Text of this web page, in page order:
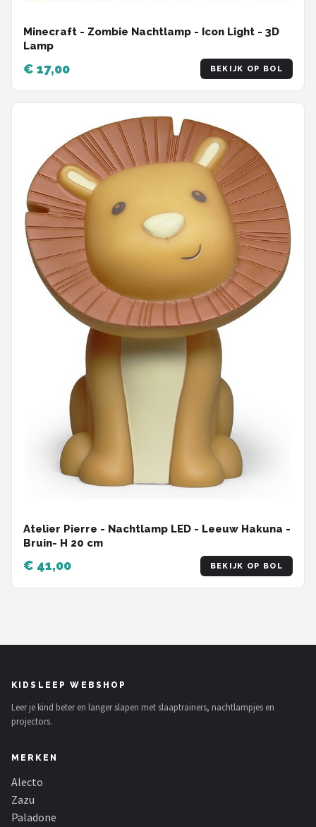
Minecraft - Zombie Nachtlamp - Icon Light - 3D
Lamp
€ 17,00 BEKIJK OP BOL
Atelier Pierre - Nachtlamp LED - Leeuw Hakuna -
Bruin- H 20 cm
€ 41,00 BEKIJK OP BOL
KIDSLEEP WEBSHOP
Leer je kind beter en langer slapen met slaaptrainers, nachtlampjes en
projectors.
MERKEN
Alecto
Zazu
Paladone